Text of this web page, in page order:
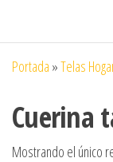
Portada »Telas
Cuerina
Mostrando el único